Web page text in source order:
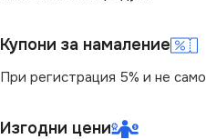
Купони за намаление
При регистрация 5% и не само
Изгодни цени